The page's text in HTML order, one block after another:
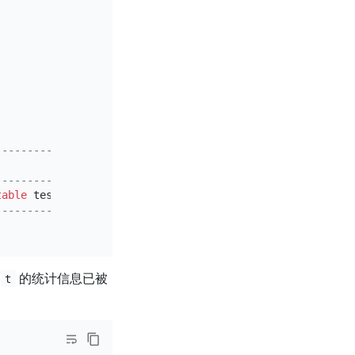
+
+
test.t
+
t
的统计信息已被